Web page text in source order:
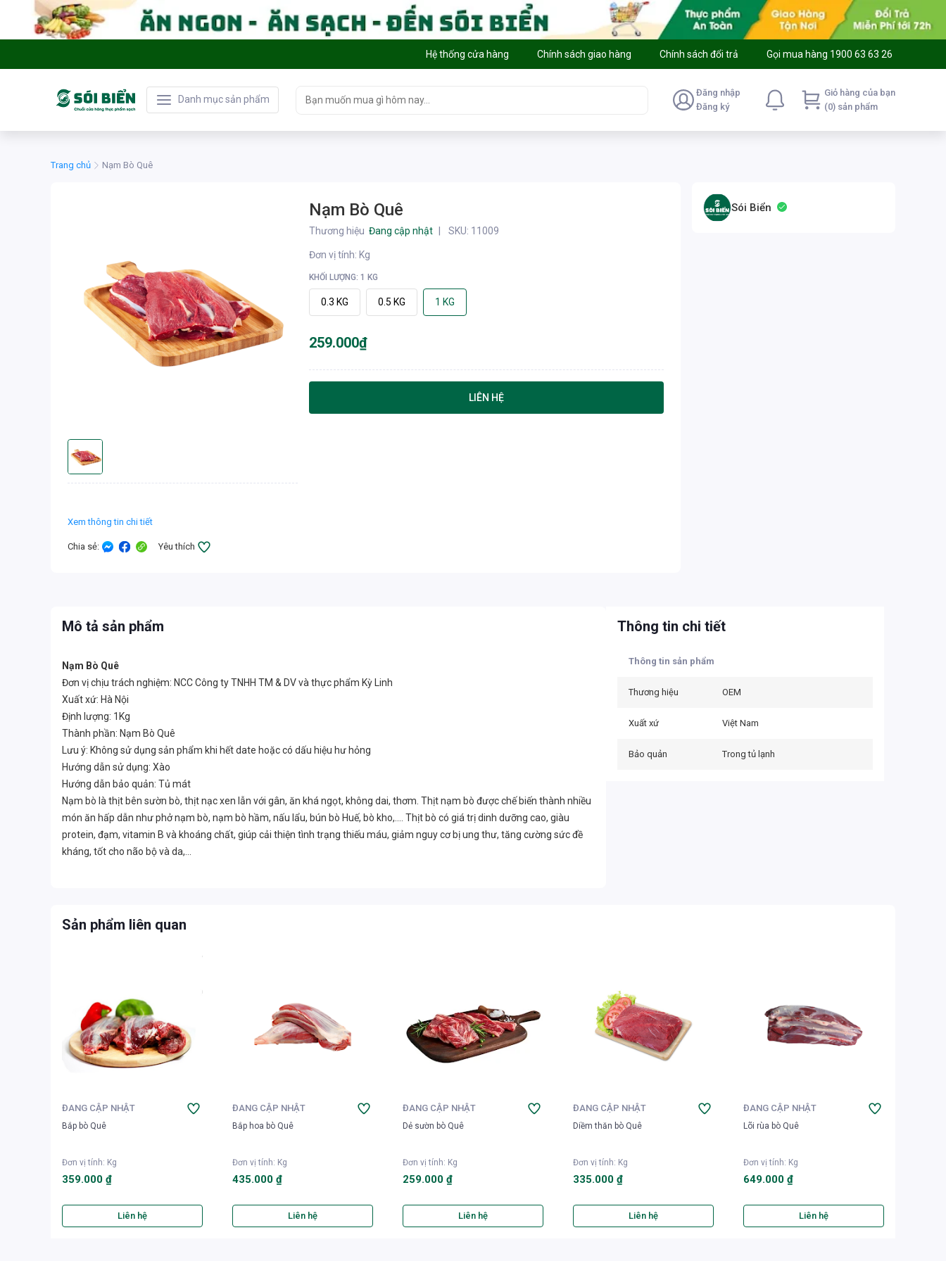
Hệ thống cửa hàng Chính sách giao hàng Chính sách đổi trả Gọi mua hàng 1900 63 63 26
Danh mục sản phẩm
Đăng nhập
Đăng ký
Giỏ hàng của bạn
(0) sản phẩm
Trang chủ Nạm Bò Quê
Xem thông tin chi tiết
Chia sẻ: Yêu thích
Nạm Bò Quê
Thương hiệu Đang cập nhật SKU: 11009
Đơn vị tính: Kg
KHỐI LƯỢNG: 1 KG
0.3 KG 0.5 KG 1 KG
259.000₫
LIÊN HỆ
Sói Biển
Mô tả sản phẩm
Nạm Bò Quê
Đơn vị chịu trách nghiệm: NCC Công ty TNHH TM & DV và thực phẩm Kỳ Linh
Xuất xứ: Hà Nội
Định lượng: 1Kg
Thành phần: Nạm Bò Quê
Lưu ý: Không sử dụng sản phẩm khi hết date hoặc có dấu hiệu hư hỏng
Hướng dẫn sử dụng: Xào
Hướng dẫn bảo quản: Tủ mát
Nạm bò là thịt bên sườn bò, thịt nạc xen lẫn với gân, ăn khá ngọt, không dai, thơm. Thịt nạm bò được chế biến thành nhiều
món ăn hấp dẫn như phở nạm bò, nạm bò hầm, nấu lẩu, bún bò Huế, bò kho,.... Thịt bò có giá trị dinh dưỡng cao, giàu
protein, đạm, vitamin B và khoáng chất, giúp cải thiện tình trạng thiếu máu, giảm nguy cơ bị ung thư, tăng cường sức đề
kháng, tốt cho não bộ và da,...
Thông tin chi tiết
Thông tin sản phẩm
Thương hiệu OEM
Xuất xứ Việt Nam
Bảo quản Trong tủ lạnh
Sản phẩm liên quan
ĐANG CẬP NHẬT
Bắp bò Quê
Đơn vị tính: Kg
359.000 ₫
Liên hệ
ĐANG CẬP NHẬT
Bắp hoa bò Quê
Đơn vị tính: Kg
435.000 ₫
Liên hệ
ĐANG CẬP NHẬT
Dẻ sườn bò Quê
Đơn vị tính: Kg
259.000 ₫
Liên hệ
ĐANG CẬP NHẬT
Diềm thăn bò Quê
Đơn vị tính: Kg
335.000 ₫
Liên hệ
ĐANG CẬP NHẬT
Lõi rùa bò Quê
Đơn vị tính: Kg
649.000 ₫
Liên hệ